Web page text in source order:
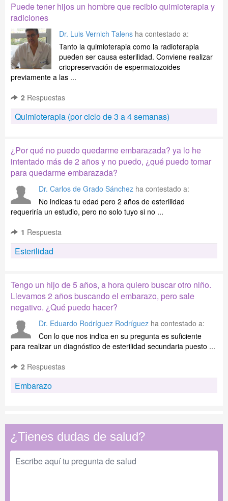
Puede tener hijos un hombre que recibio quimioterapia y
radiciones
Dr. Luis Vernich Talens ha contestado a:
Tanto la quimioterapia como la radioterapia
pueden ser causa esterilidad. Conviene realizar
criopreservación de espermatozoides
previamente a las ...
2 Respuestas
Quimioterapia (por ciclo de 3 a 4 semanas)
¿Por qué no puedo quedarme embarazada? ya lo he
intentado más de 2 años y no puedo, ¿qué puedo tomar
para quedarme embarazada?
Dr. Carlos de Grado Sánchez ha contestado a:
No indicas tu edad pero 2 años de esterilidad
requeriría un estudio, pero no solo tuyo si no ...
1 Respuesta
Esterilidad
Tengo un hijo de 5 años, a hora quiero buscar otro niño.
Llevamos 2 años buscando el embarazo, pero sale
negativo. ¿Qué puedo hacer?
Dr. Eduardo Rodríguez Rodríguez ha contestado a:
Con lo que nos indica en su pregunta es suficiente
para realizar un diagnóstico de esterilidad secundaria puesto ...
2 Respuestas
Embarazo
¿Tienes dudas de salud?